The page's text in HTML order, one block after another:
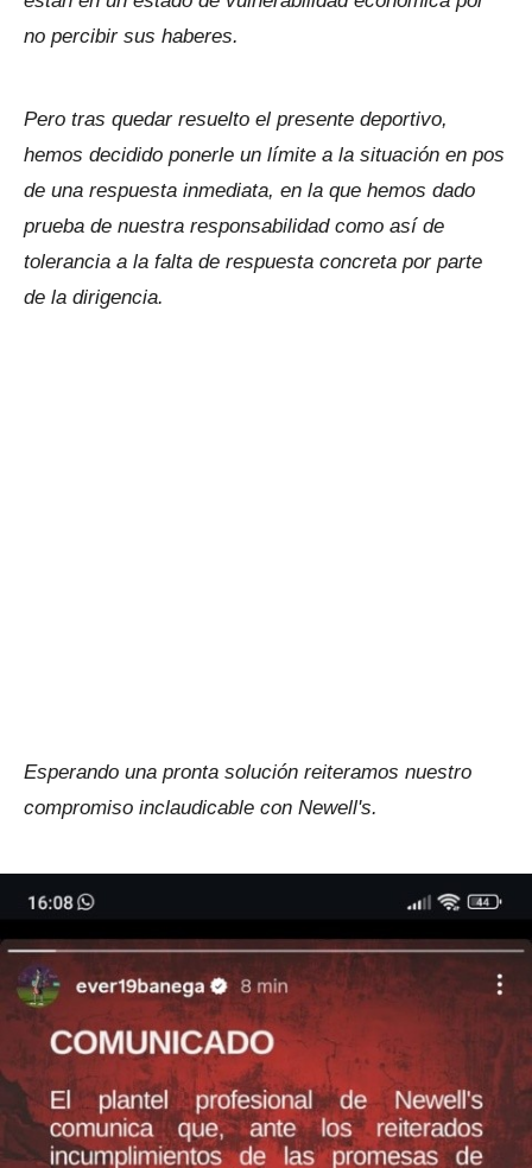
no percibir sus haberes.
Pero tras quedar resuelto el presente deportivo,
hemos decidido ponerle un límite a la situación en pos
de una respuesta inmediata, en la que hemos dado
prueba de nuestra responsabilidad como así de
tolerancia a la falta de respuesta concreta por parte
de la dirigencia.
Esperando una pronta solución reiteramos nuestro
compromiso inclaudicable con Newell's.